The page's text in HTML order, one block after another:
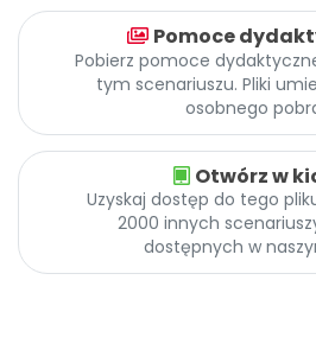
Archiwalne numery
Pomoc
PromocjePomoce
Pobierz pomoce
tym scenariuszu. Pliki
osobnego
Otwórz w
Uzyskaj dostęp do tego
2000 innych
dostępnych w